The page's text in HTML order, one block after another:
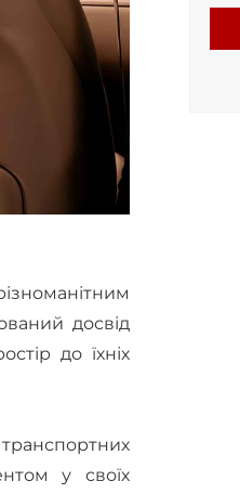
досвід
до їхніх
у своїх